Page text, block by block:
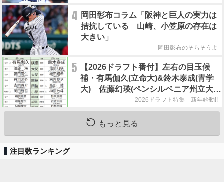
4
岡田彰布コラム「阪神と巨人の実力は
拮抗している 山崎、小笠原の存在は
大きい」
岡田彰布のそらそうよ
5
【2026ドラフト番付】左右の目玉候
補・有馬伽久(立命大)&鈴木泰成(青学
大) 佐藤幻瑛(ペンシルベニア州立大)
の強行指名はあるのか？2026ドラフト特集 新年始動!!
もっと見る
注目数ランキング